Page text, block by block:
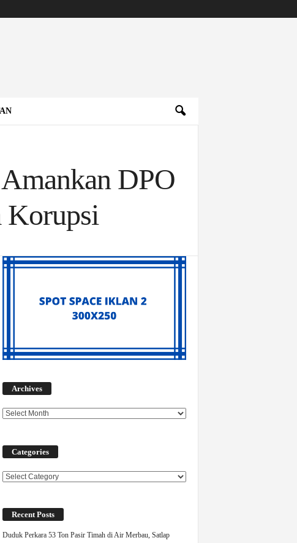
DPO
Korupsi
Archives
Categories
Categories
Recent Posts
Duduk Perkara 53 Ton Pasir Timah di Air Merbau, Satlap